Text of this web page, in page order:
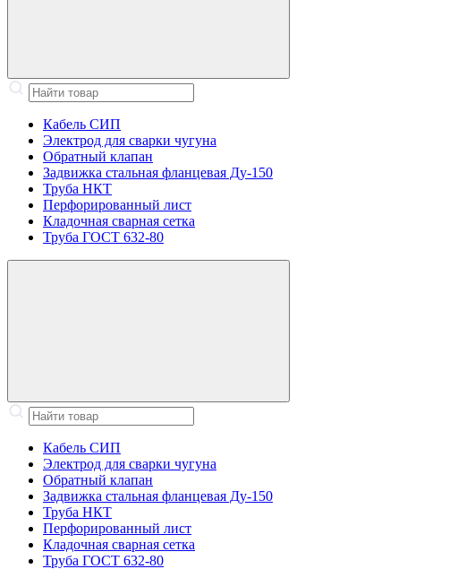
Кабель СИП
Электрод для сварки чугуна
Обратный клапан
Задвижка стальная фланцевая Ду-150
Труба НКТ
Перфорированный лист
Кладочная сварная сетка
Труба ГОСТ 632-80
Кабель СИП
Электрод для сварки чугуна
Обратный клапан
Задвижка стальная фланцевая Ду-150
Труба НКТ
Перфорированный лист
Кладочная сварная сетка
Труба ГОСТ 632-80